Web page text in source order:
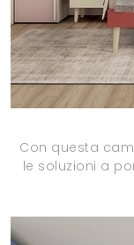
Con questa
le soluzioni a